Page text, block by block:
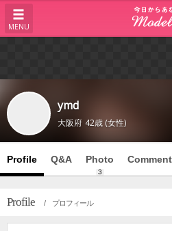
MENU
ymd
大阪府 42歳 (女性)
Profile Q&A Photo
3
Profile / プロフィール